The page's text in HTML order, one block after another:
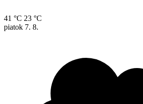
41 °C 23 °C
piatok 7. 8.